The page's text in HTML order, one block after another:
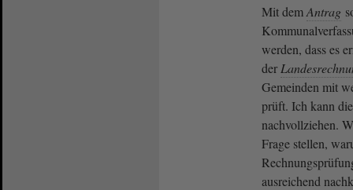
Mit demAntrag
werden, dass es
der
Gemeinden mit
prüft. Ich kann
nachvollziehen.
Frage stellen,
ausreichend